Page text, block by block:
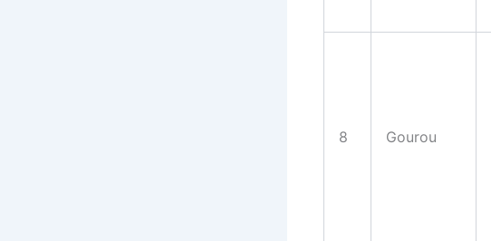
8 Gourou